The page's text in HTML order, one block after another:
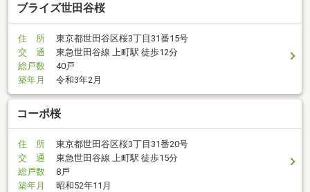
ブライズ世田谷桜
住 所
東京都世田谷区桜3丁目31番15号
交 通
東急世田谷線 上町駅 徒歩12分
総戸数
40戸
築年月
令和3年2月
コーポ桜
住 所
東京都世田谷区桜3丁目31番20号
交 通
東急世田谷線 上町駅 徒歩15分
総戸数
8戸
築年月
昭和52年11月